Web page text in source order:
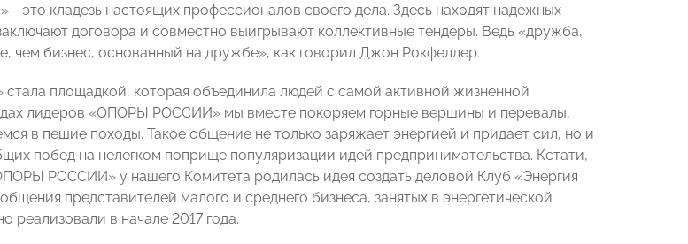
кладезь настоящих профессионалов своего дела. Здесь находят надежных
договора и совместно выигрывают коллективные тендеры. Ведь «дружба,
чем бизнес, основанный на дружбе», как говорил Джон Рокфеллер.
площадкой, которая объединила людей с самой активной жизненной
лидеров «ОПОРЫ РОССИИ» мы вместе покоряем горные вершины и перевалы,
в пешие походы. Такое общение не только заряжает энергией и придает сил, но и
побед на нелегком поприще популяризации идей предпринимательства. Кстати,
РОССИИ» у нашего Комитета родилась идея создать деловой Клуб «Энергия
представителей малого и среднего бизнеса, занятых в энергетической
реализовали в начале 2017 года.